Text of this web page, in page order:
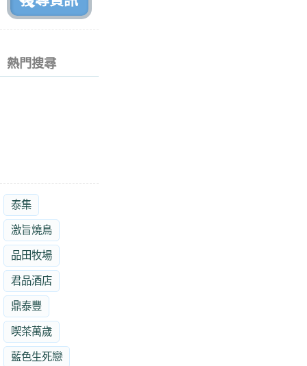
熱門搜尋
泰集
激旨燒鳥
品田牧場
君品酒店
鼎泰豐
喫茶萬歲
藍色生死戀